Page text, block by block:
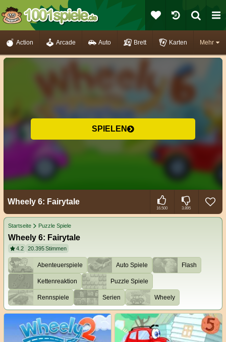
Mehr
Action Arcade Auto Brett Karten
SPIELEN
Wheely 6: Fairytale
16.500 3.895
Startseite Puzzle Spiele
Wheely 6: Fairytale
4.2 20.395Stimmen
Abenteuerspiele Auto Spiele Flash
Kettenreaktion Puzzle Spiele
Rennspiele Serien Wheely